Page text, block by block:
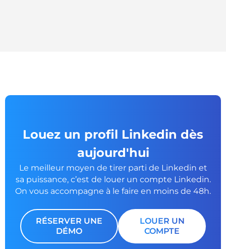
Louez un profil Linkedin dès
aujourd'hui
Le meilleur moyen de tirer parti de Linkedin et
sa puissance, c’est de louer un compte Linkedin.
On vous accompagne à le faire en moins de 48h.
RÉSERVER UNE
DÉMO
LOUER UN
COMPTE